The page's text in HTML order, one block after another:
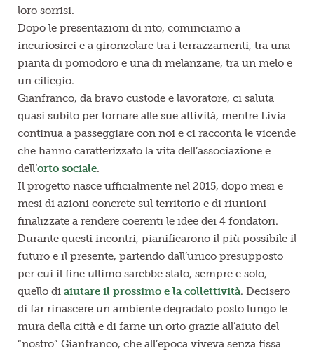
loro sorrisi.
Dopo le presentazioni di rito, cominciamo a
incuriosirci e a gironzolare tra i terrazzamenti, tra una
pianta di pomodoro e una di melanzane, tra un melo e
un ciliegio.
Gianfranco, da bravo custode e lavoratore, ci saluta
quasi subito per tornare alle sue attività, mentre Livia
continua a passeggiare con noi e ci racconta le vicende
che hanno caratterizzato la vita dell’associazione e
dell’orto sociale.
Il progetto nasce ufficialmente nel 2015, dopo mesi e
mesi di azioni concrete sul territorio e di riunioni
finalizzate a rendere coerenti le idee dei 4 fondatori.
Durante questi incontri, pianificarono il più possibile il
futuro e il presente, partendo dall’unico presupposto
per cui il fine ultimo sarebbe stato, sempre e solo,
quello di aiutare il prossimo e la collettività. Decisero
di far rinascere un ambiente degradato posto lungo le
mura della città e di farne un orto grazie all’aiuto del
“nostro” Gianfranco, che all’epoca viveva senza fissa